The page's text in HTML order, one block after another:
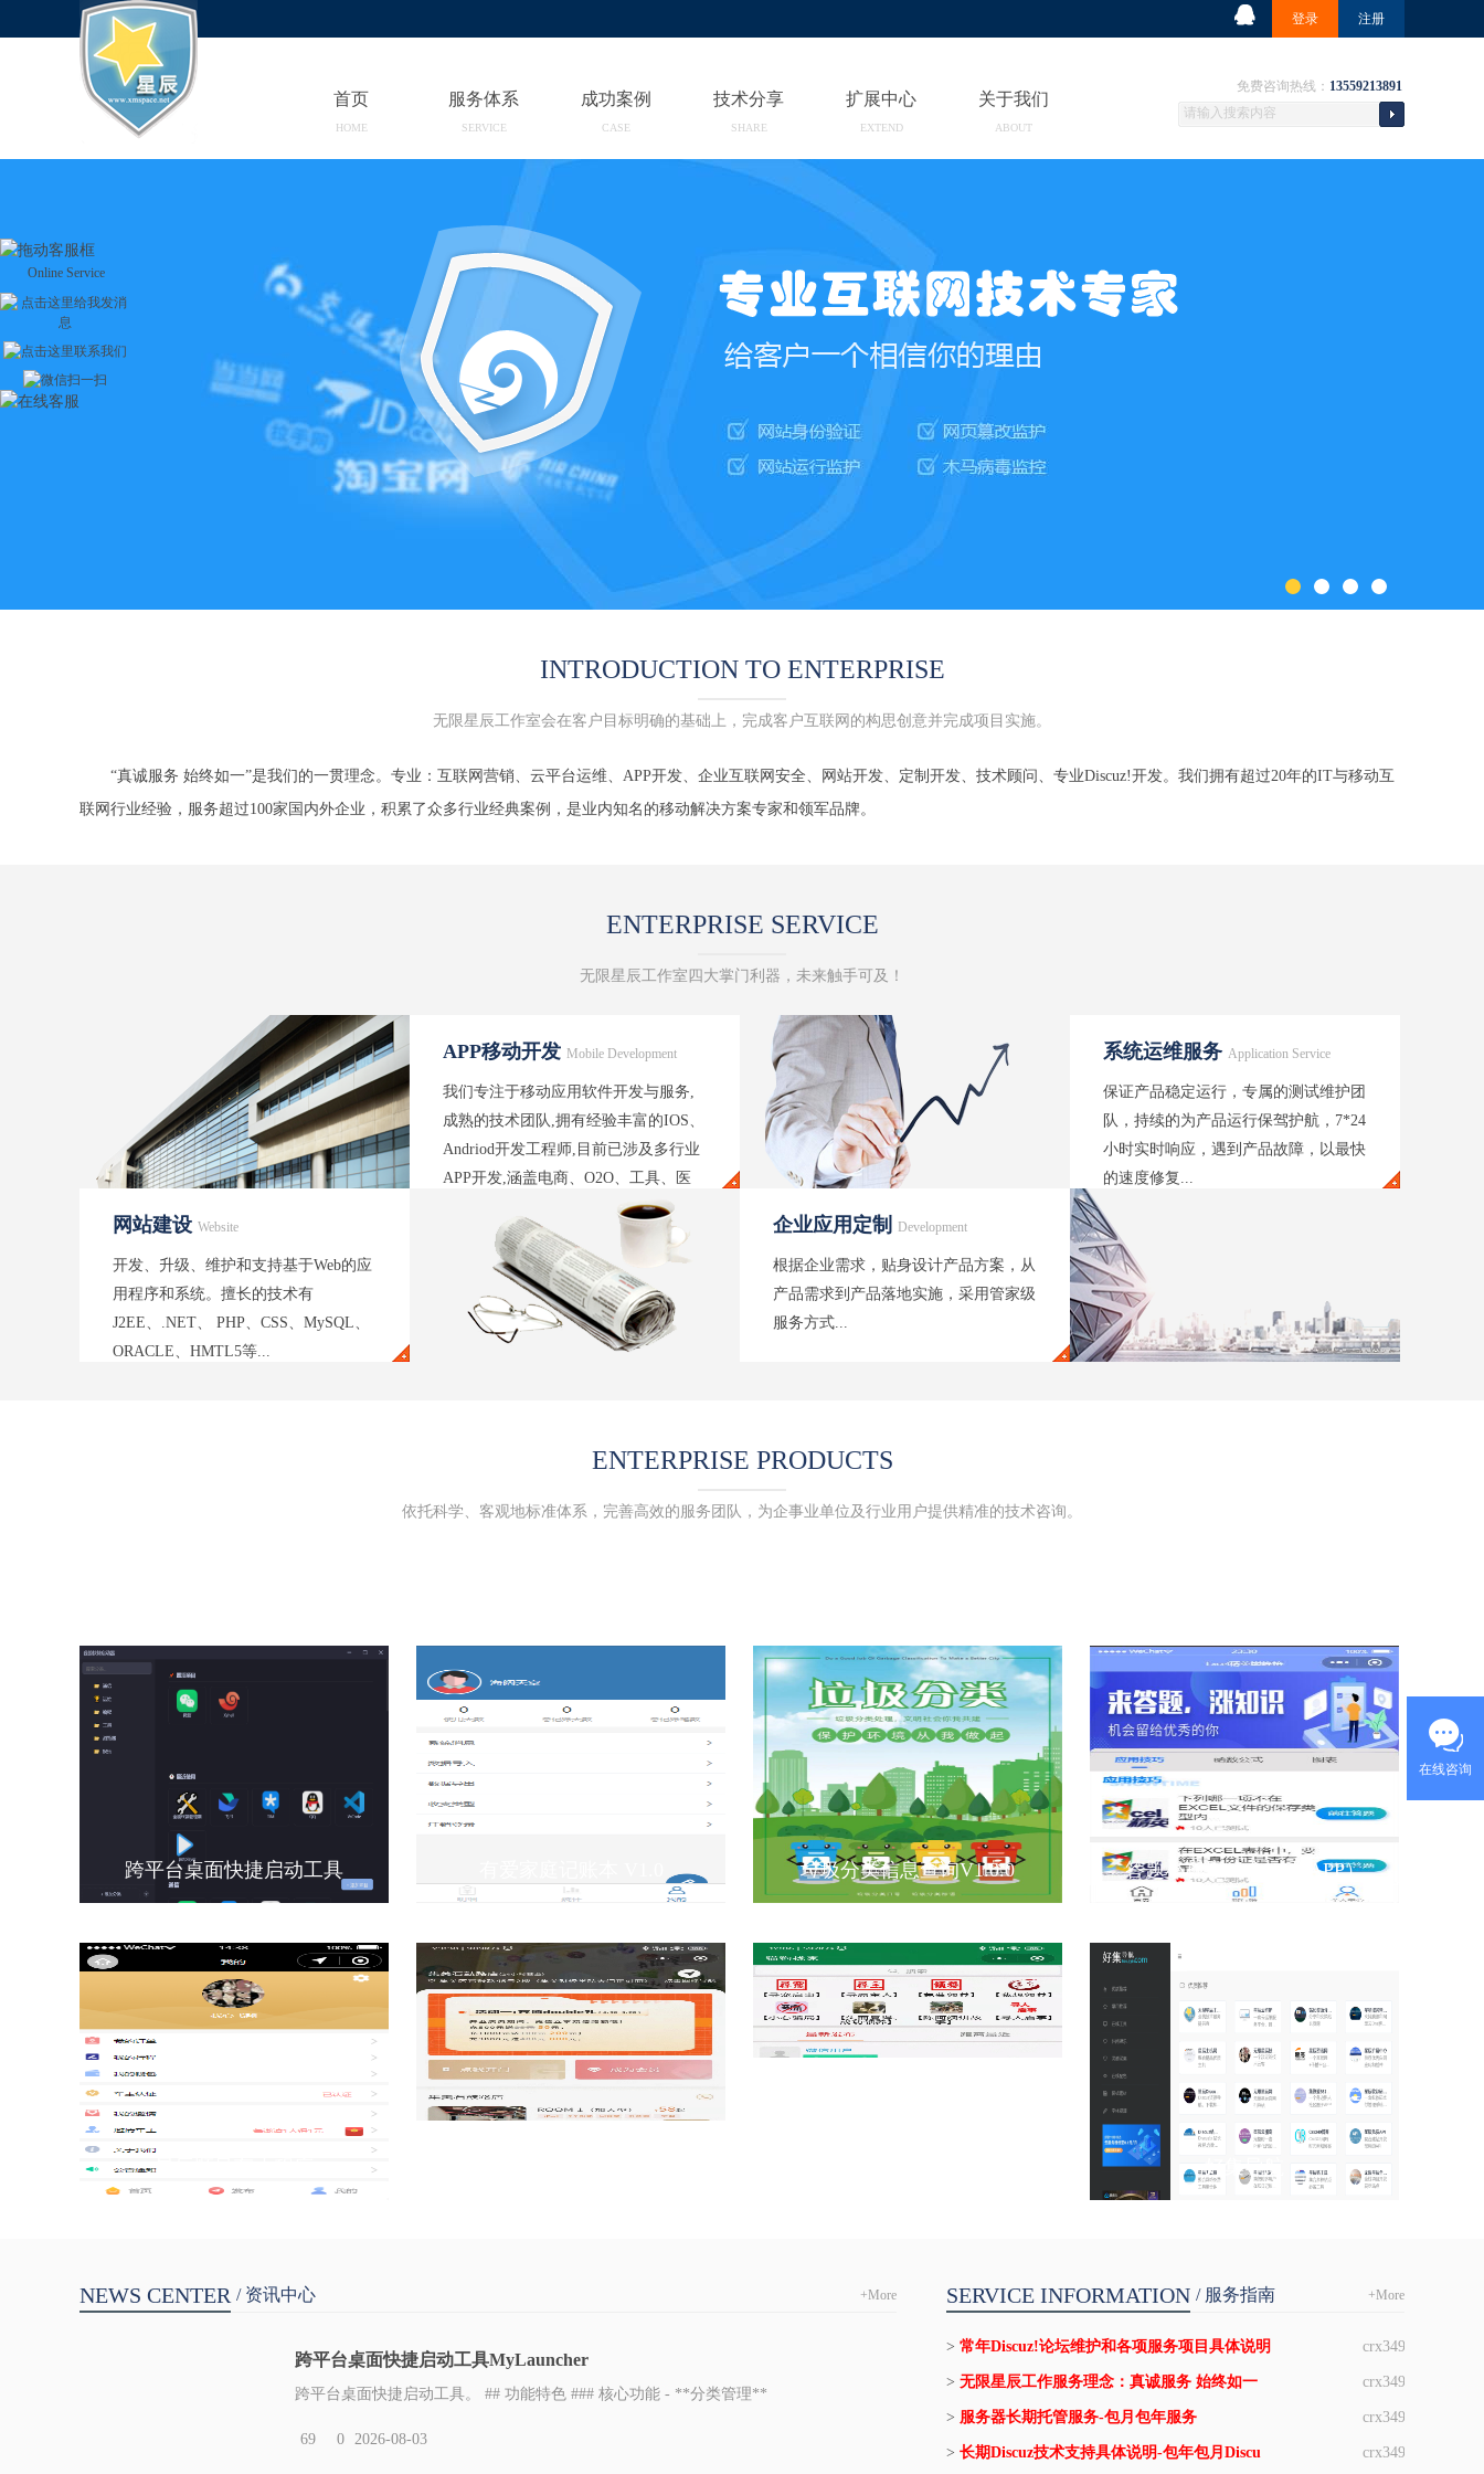
登录 注册
首页
HOME
服务体系
SERVICE
成功案例
CASE
技术分享
SHARE
扩展中心
EXTEND
关于我们
ABOUT
免费咨询热线： 13559213891
INTRODUCTION TO ENTERPRISE
无限星辰工作室会在客户目标明确的基础上，完成客户互联网的构思创意并完成项目实施。
“真诚服务 始终如一”是我们的一贯理念。专业：互联网营销、云平台运维、APP开发、企业互联网安全、网站开发、定制开发、技术顾问、专业Discuz!开发。我们拥有超过20年的IT与移动互
联网行业经验，服务超过100家国内外企业，积累了众多行业经典案例，是业内知名的移动解决方案专家和领军品牌。
ENTERPRISE SERVICE
无限星辰工作室四大掌门利器，未来触手可及！
APP移动开发 Mobile Development
我们专注于移动应用软件开发与服务,
成熟的技术团队,拥有经验丰富的IOS、
Andriod开发工程师,目前已涉及多行业
APP开发,涵盖电商、O2O、工具、医
系统运维服务 Application Service
保证产品稳定运行，专属的测试维护团
队，持续的为产品运行保驾护航，7*24
小时实时响应，遇到产品故障，以最快
的速度修复...
网站建设 Website
开发、升级、维护和支持基于Web的应
用程序和系统。擅长的技术有
J2EE、.NET、 PHP、CSS、MySQL、
ORACLE、HMTL5等...
企业应用定制 Development
根据企业需求，贴身设计产品方案，从
产品需求到产品落地实施，采用管家级
服务方式...
ENTERPRISE PRODUCTS
依托科学、客观地标准体系，完善高效的服务团队，为企事业单位及行业用户提供精准的技术咨询。
跨平台桌面快捷启动工具 垃圾分类信息查询V1.0.0 答题小程序（含H5和APP）
星辰顺风车小程序 好集导航
NEWS CENTER / 资讯中心 +More
跨平台桌面快捷启动工具MyLauncher
跨平台桌面快捷启动工具。 ## 功能特色 ### 核心功能 - **分类管理**
69 0 2026-08-03
SERVICE INFORMATION / 服务指南 +More
> 常年Discuz!论坛维护和各项服务项目具体说明 crx349
> 无限星辰工作服务理念：真诚服务 始终如一 crx349
> 服务器长期托管服务-包月包年服务 crx349
> 长期Discuz技术支持具体说明-包年包月Discu crx349
Online Service